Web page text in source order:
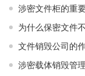
涉密文件柜的重
为什么保密文件
文件销毁公司的
涉密载体销毁管